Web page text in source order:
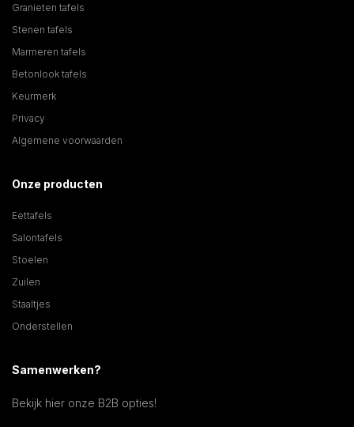
Granieten tafels
Stenen tafels
Marmeren tafels
Betonlook tafels
Keurmerk
Privacy
Algemene voorwaarden
Onze producten
Eettafels
Salontafels
Stoelen
Zuilen
Staaltjes
Onderstellen
Samenwerken?
Bekijk hier onze B2B opties!